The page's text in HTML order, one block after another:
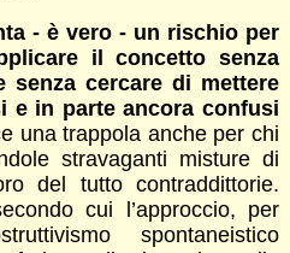
- è vero - un rischio per
il concetto senza
senza cercare di mettere
e in parte ancora confusi
una trappola anche per chi
stravaganti misture di
del tutto contraddittorie.
cui l’approccio, per
spontaneistico